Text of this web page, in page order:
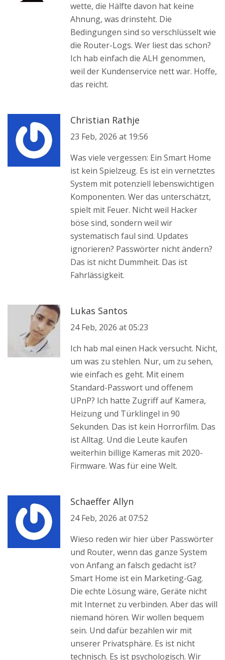
wette, die Hälfte davon hat keine
Ahnung, was drinsteht. Die
Bedingungen sind so verschlüsselt wie
die Router-Logs. Wer liest das schon?
Ich hab einfach die ALH genommen,
weil der Kundenservice nett war. Hoffe,
das reicht.
Christian Rathje
23 Feb, 2026 at 19:56
Was viele vergessen: Ein Smart Home
ist kein Spielzeug. Es ist ein vernetztes
System mit potenziell lebenswichtigen
Komponenten. Wer das unterschätzt,
spielt mit Feuer. Nicht weil Hacker
böse sind, sondern weil wir
systematisch faul sind. Updates
ignorieren? Passwörter nicht ändern?
Das ist nicht Dummheit. Das ist
Fahrlässigkeit.
Lukas Santos
24 Feb, 2026 at 05:23
Ich hab mal einen Hack versucht. Nicht,
um was zu stehlen. Nur, um zu sehen,
wie einfach es geht. Mit einem
Standard-Passwort und offenem
UPnP? Ich hatte Zugriff auf Kamera,
Heizung und Türklingel in 90
Sekunden. Das ist kein Horrorfilm. Das
ist Alltag. Und die Leute kaufen
weiterhin billige Kameras mit 2020-
Firmware. Was für eine Welt.
Schaeffer Allyn
24 Feb, 2026 at 07:52
Wieso reden wir hier über Passwörter
und Router, wenn das ganze System
von Anfang an falsch gedacht ist?
Smart Home ist ein Marketing-Gag.
Die echte Lösung wäre, Geräte nicht
mit Internet zu verbinden. Aber das will
niemand hören. Wir wollen bequem
sein. Und dafür bezahlen wir mit
unserer Privatsphäre. Es ist nicht
technisch. Es ist psychologisch. Wir